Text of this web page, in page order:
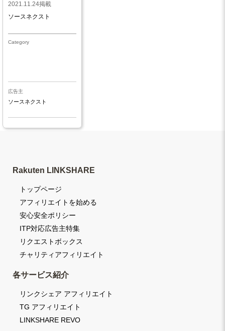
2021.11.24掲載
ソースネクスト
Category
広告主
ソースネクスト
Rakuten LINKSHARE
トップページ
アフィリエイトを始める
安心安全ポリシー
ITP対応広告主特集
リクエストボックス
チャリティアフィリエイト
各サービス紹介
リンクシェア アフィリエイト
TG アフィリエイト
LINKSHARE REVO